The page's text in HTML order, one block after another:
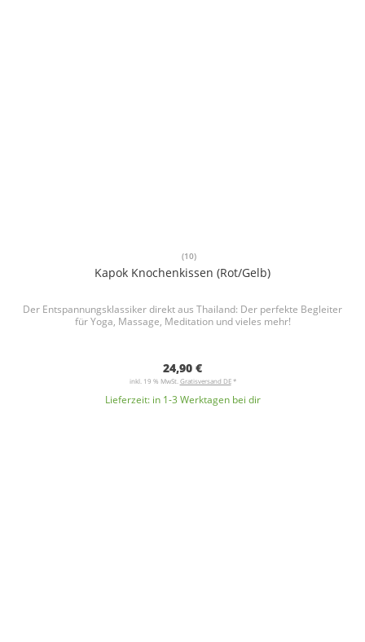
(10)
Kapok Knochenkissen (Rot/Gelb)
Der Entspannungsklassiker direkt aus Thailand: Der perfekte Begleiter
für Yoga, Massage, Meditation und vieles mehr!
24,90 €
inkl. 19 % MwSt.Gratisversand DE*
Lieferzeit: in 1-3 Werktagen bei dir